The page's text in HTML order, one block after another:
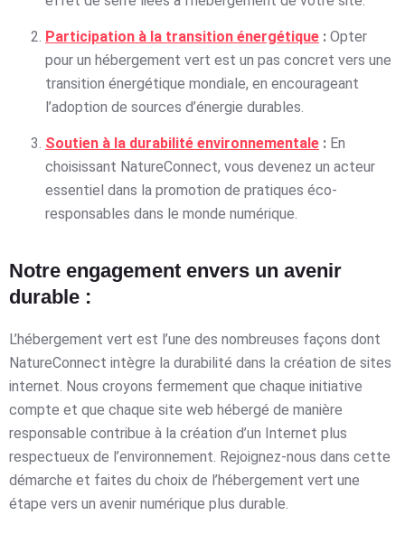
Participation à la transition énergétique : Opter
pour un hébergement vert est un pas concret vers une
transition énergétique mondiale, en encourageant
l’adoption de sources d’énergie durables.
Soutien à la durabilité environnementale : En
choisissant NatureConnect, vous devenez un acteur
essentiel dans la promotion de pratiques éco-
responsables dans le monde numérique.
Notre engagement envers un avenir
durable :
L’hébergement vert est l’une des nombreuses façons dont
NatureConnect intègre la durabilité dans la création de sites
internet. Nous croyons fermement que chaque initiative
compte et que chaque site web hébergé de manière
responsable contribue à la création d’un Internet plus
respectueux de l’environnement. Rejoignez-nous dans cette
démarche et faites du choix de l’hébergement vert une
étape vers un avenir numérique plus durable.